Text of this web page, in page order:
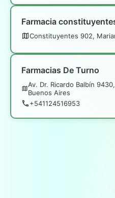
Farmacia
Constituyentes 902,
Farmacias De Turno
Av. Dr. Ricardo Balbín
Buenos Aires
+541124516953